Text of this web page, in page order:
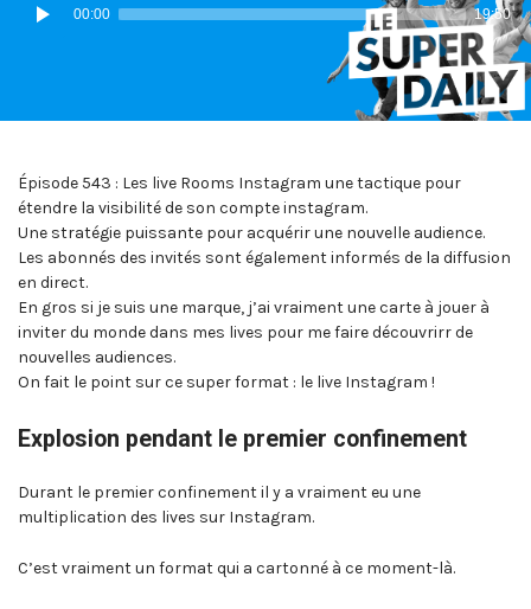
audio
00:00 19:50
Épisode 543 : Les live Rooms Instagram une tactique pour
étendre la visibilité de son compte instagram.
Une stratégie puissante pour acquérir une nouvelle audience.
Les abonnés des invités sont également informés de la diffusion
en direct.
En gros si je suis une marque, j’ai vraiment une carte à jouer à
inviter du monde dans mes lives pour me faire découvrirr de
nouvelles audiences.
On fait le point sur ce super format : le live Instagram !
Explosion pendant le premier confinement
Durant le premier confinement il y a vraiment eu une
multiplication des lives sur Instagram.
C’est vraiment un format qui a cartonné à ce moment-là.